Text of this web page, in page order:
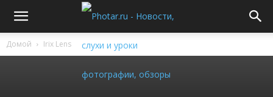
Домой Irix Lens